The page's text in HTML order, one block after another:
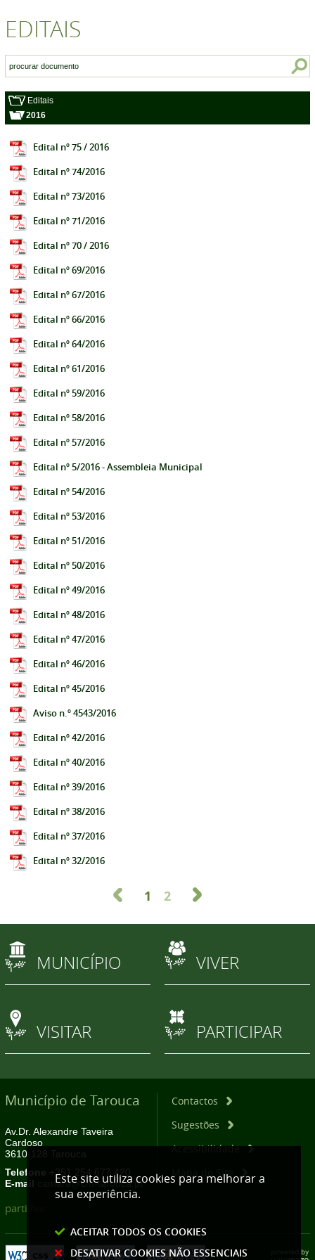
EDITAIS
Editais
2016
Edital nº 75 / 2016
Edital nº 74/2016
Edital nº 73/2016
Edital nº 71/2016
Edital nº 70 / 2016
Edital nº 69/2016
Edital nº 67/2016
Edital nº 66/2016
Edital nº 64/2016
Edital nº 61/2016
Edital nº 59/2016
Edital nº 58/2016
Edital nº 57/2016
Edital nº 5/2016 - Assembleia Municipal
Edital nº 54/2016
Edital nº 53/2016
Edital nº 51/2016
Edital nº 50/2016
Edital nº 49/2016
Edital nº 48/2016
Edital nº 47/2016
Edital nº 46/2016
Edital nº 45/2016
Aviso n.º 4543/2016
Edital nº 42/2016
Edital nº 40/2016
Edital nº 39/2016
Edital nº 38/2016
Edital nº 37/2016
Edital nº 32/2016
1 2
MUNICÍPIO VIVER
VISITAR PARTICIPAR
Município de Tarouca
Av.Dr. Alexandre Taveira
Cardoso
3610-128 Tarouca
Telefone +351 254 677 420
E-mail
camara@cm-tarouca.pt
Contactos
Sugestões
Acessibilidade
Mapa do Site
partilhar
Este site utiliza cookies para melhorar a
sua experiência.
ACEITAR TODOS OS COOKIES
DESATIVAR COOKIES NÃO ESSENCIAIS